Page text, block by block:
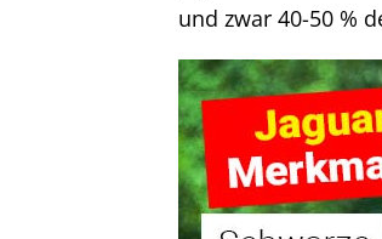
und zwar 40-50 %